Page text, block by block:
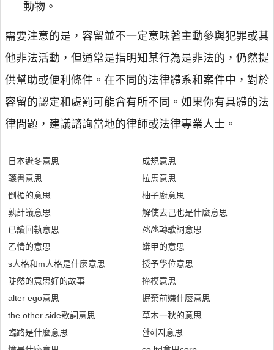
動物。
需要注意的是，容留並不一定意味著主動參與犯罪或其
他非法活動，但通常是指明知某行為是非法的，仍然提
供幫助或便利條件。在不同的法律體系和案件中，對於
容留的認定和處罰可能會有所不同。如果你有具體的法
律問題，建議諮詢當地的律師或法律專業人士。
日本避冬意思
箋書意思
倒楣的意思
孰計議意思
已讀回執意思
乙情的意思
s人格和m人格是什麼意思
陡然的意思好的故事
alter ego意思
the other side歌詞意思
臨路是什麼意思
成規意思
拉馬意思
柚子廚意思
解使去己也是什麼意思
氹氹轉歌詞意思
蟒甲的意思
授予學位意思
掩模意思
摒棄前嫌什麼意思
草木一秋的意思
환헤지意思